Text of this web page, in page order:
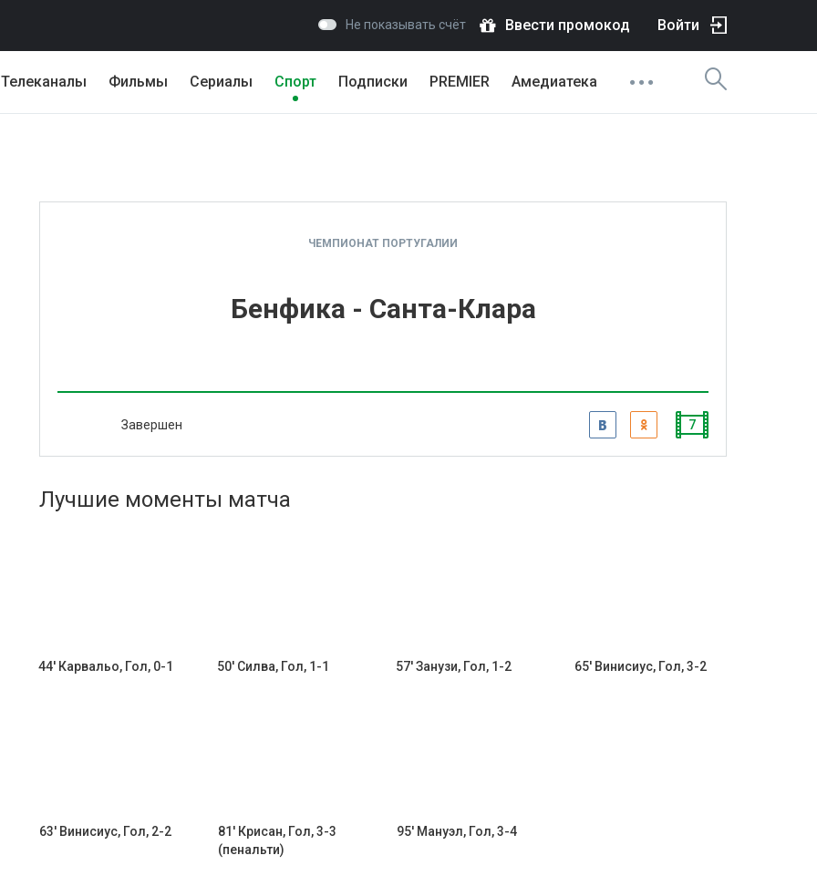
Не показывать счёт Ввести промокод Войти
Телеканалы Фильмы Сериалы Спорт Подписки PREMIER Амедиатека
ЧЕМПИОНАТ ПОРТУГАЛИИ
Бенфика - Санта-Клара
Завершен 7
Лучшие моменты матча
44' Карвальо, Гол, 0-1 50' Силва, Гол, 1-1 57' Занузи, Гол, 1-2 65' Винисиус, Гол, 3-2
63' Винисиус, Гол, 2-2
81' Крисан, Гол, 3-3
(пенальти)
95' Мануэл, Гол, 3-4